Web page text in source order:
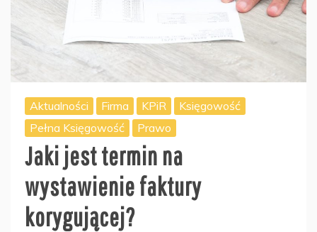
Aktualności Firma KPiR
Księgowość
Pełna Księgowość
Prawo
Jaki jest termin na
wystawienie faktury
korygującej?